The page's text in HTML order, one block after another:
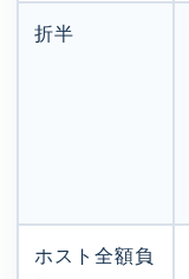
折半
ホスト全額負